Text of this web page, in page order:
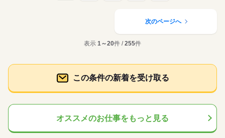
次のページへ
表示 1～20件 /255件
この条件の新着を受け取る
オススメのお仕事をもっと見る